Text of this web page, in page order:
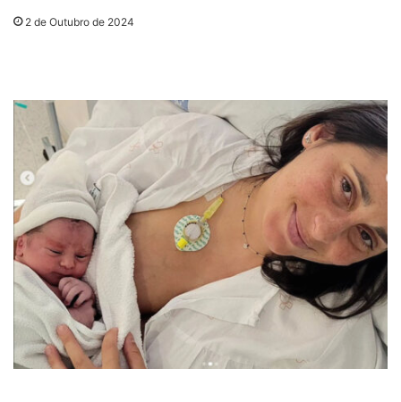
2 de Outubro de 2024